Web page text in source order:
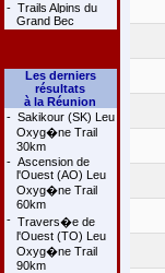
- Trails Alpins du
Grand Bec
Les derniers
résultats
à la Réunion
- Sakikour (SK) Leu
Oxyg�ne Trail
30km
- Ascension de
l'Ouest (AO) Leu
Oxyg�ne Trail
60km
- Travers�e de
l'Ouest (TO) Leu
Oxyg�ne Trail
90km